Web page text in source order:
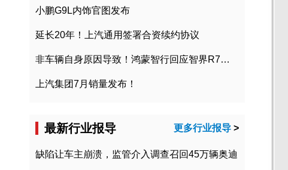
小鹏G9L内饰官图发布
延长20年！上汽通用签署合资续约协议
非车辆自身原因导致！鸿蒙智行回应智界R7起火事故
上汽集团7月销量发布！
最新行业报导 更多行业报导 >
缺陷让车主崩溃，监管介入调查召回45万辆奥迪